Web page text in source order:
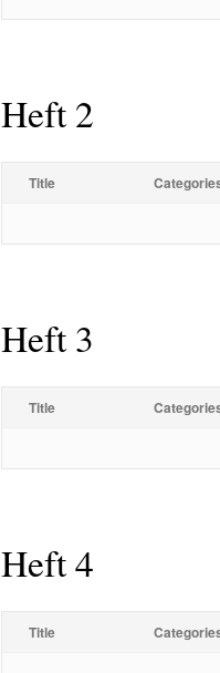
Heft 2
Title
Heft 3
Title
Heft 4
Title